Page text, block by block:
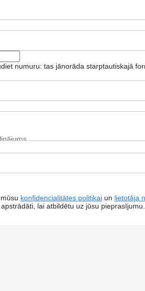
numuru: tas jānorāda starptautiskajā
konfidencialitātes politikaiun lietotāja
lai atbildētu uz jūsu pieprasījumu.